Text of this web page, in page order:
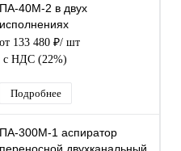
ПА-40М-2 в двух
исполнениях
от 133 480 ₽/ шт
с НДС (22%)
Подробнее
ПА-300М-1 аспиратор
переносной двухканальный